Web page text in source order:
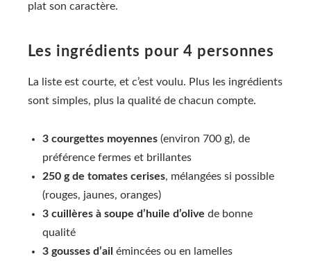
plat son caractère.
Les ingrédients pour 4 personnes
La liste est courte, et c’est voulu. Plus les ingrédients
sont simples, plus la qualité de chacun compte.
3 courgettes moyennes (environ 700 g), de
préférence fermes et brillantes
250 g de tomates cerises, mélangées si possible
(rouges, jaunes, oranges)
3 cuillères à soupe d’huile d’olive de bonne
qualité
3 gousses d’ail émincées ou en lamelles